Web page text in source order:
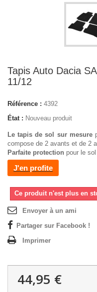
Tapis Auto Dacia
11/12
Référence : 4392
État : Nouveau produit
Le tapis de sol sur mesure
compose de 2 avants et de 2
Parfaite protection pour le
J'en profite
Ce produit n'est plus en
Envoyer à un ami
Partager sur Facebook !
Imprimer
44,95 €